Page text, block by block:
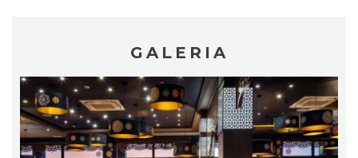
GALERIA